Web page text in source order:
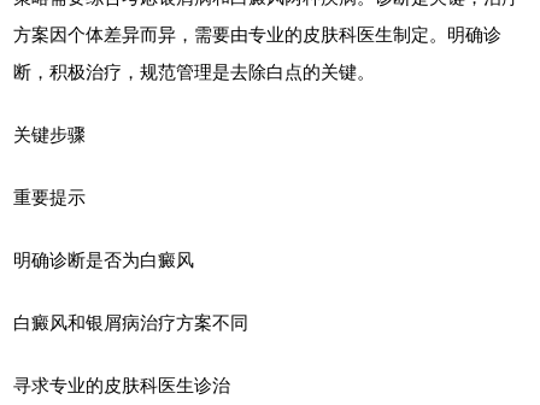
方案因个体差异而异，需要由专业的皮肤科医生制定。明确诊
断，积极治疗，规范管理是去除白点的关键。
关键步骤
重要提示
明确诊断是否为白癜风
白癜风和银屑病治疗方案不同
寻求专业的皮肤科医生诊治